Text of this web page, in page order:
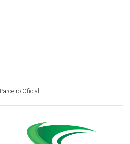
Parceiro Oficial